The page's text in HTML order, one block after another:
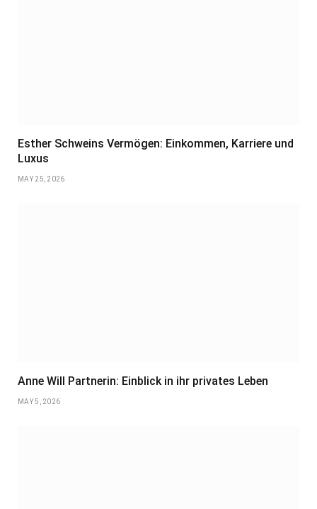
Esther Schweins Vermögen: Einkommen, Karriere und
Luxus
MAY 25, 2026
Anne Will Partnerin: Einblick in ihr privates Leben
MAY 5, 2026